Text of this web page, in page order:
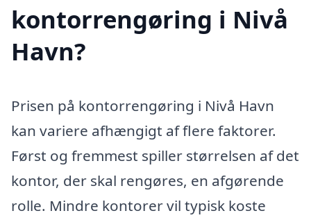
kontorrengøring i Nivå
Havn?
Prisen på kontorrengøring i Nivå Havn
kan variere afhængigt af flere faktorer.
Først og fremmest spiller størrelsen af det
kontor, der skal rengøres, en afgørende
rolle. Mindre kontorer vil typisk koste